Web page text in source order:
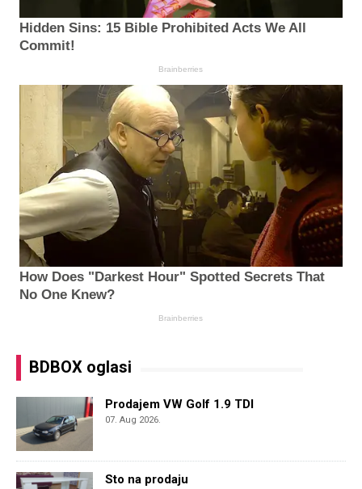
BDBOX oglasi
Prodajem VW Golf 1.9 TDI
07. Aug 2026.
Sto na prodaju